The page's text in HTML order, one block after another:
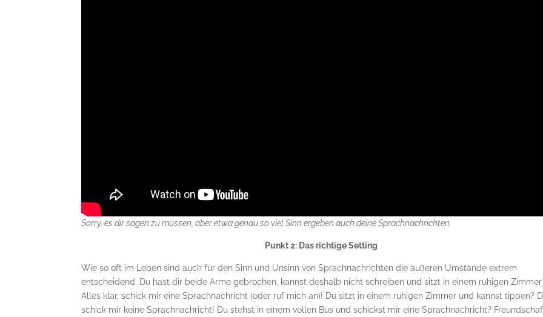
Sorry, es dir sagen zu müssen, aber etwa genau so viel Sinn ergeben auch deine Sprachnachrichten.
Punkt 2: Das richtige Setting
Wie so oft im Leben sind auch für den Sinn und Unsinn von Sprachnachrichten die äußeren Umstände extrem
entscheidend. Du hast dir beide Arme gebrochen, kannst deshalb nicht schreiben und sitzt in einem ruhigen
Alles klar, schick mir eine Sprachnachricht (oder ruf mich an)! Du sitzt in einem ruhigen Zimmer und kannst tippen?
schick mir keine Sprachnachricht! Du stehst in einem vollen Bus und schickst mir eine Sprachnachricht?